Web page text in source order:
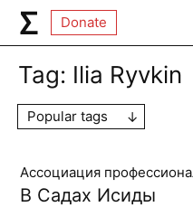
Donate
Tag: Ilia Ryvkin
Popular tags
Ассоциация
В Садах Исиды